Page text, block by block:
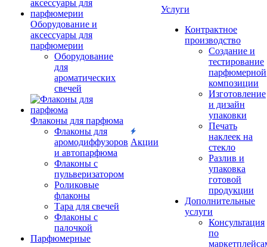
Оборудование и
аксессуары для
парфюмерии
Оборудование
для
ароматических
свечей
Флаконы для парфюма
Флаконы для
аромодиффузоров
и автопарфюма
Флаконы с
пульверизатором
Роликовые
флаконы
Тара для свечей
Флаконы с
палочкой
Парфюмерные
Акции
Услуги
Контрактное
производство
Создание и
тестирование
парфюмерной
композиции
Изготовление
и дизайн
упаковки
Печать
наклеек на
стекло
Разлив и
упаковка
готовой
продукции
Дополнительные
услуги
Консультация
по